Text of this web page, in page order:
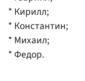
* Кирилл;
* Константин;
* Михаил;
* Федор.